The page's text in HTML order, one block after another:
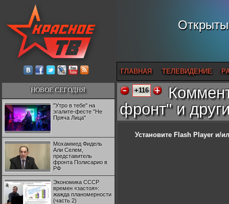
ГЛАВНАЯ ТЕЛЕВИДЕНИЕ
НОВОЕ СЕГОДНЯ
"Утро в тебе" на
эгалите-фесте "Не
Пряча Лица"
Мохаммед Фидель
Али Селем,
представитель
фронта Полисарио в
РФ
Экономика СССР
времен «застоя»:
жажда планомерности
(часть 2)
+116
фронт" и
Установите Flash Player и/